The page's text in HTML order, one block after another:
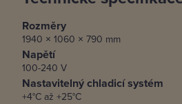
Rozměry
1940 × 1060 × 790 mm
Napětí
100-240 V
Nastavitelný chladicí systém
+4°C až +25°C